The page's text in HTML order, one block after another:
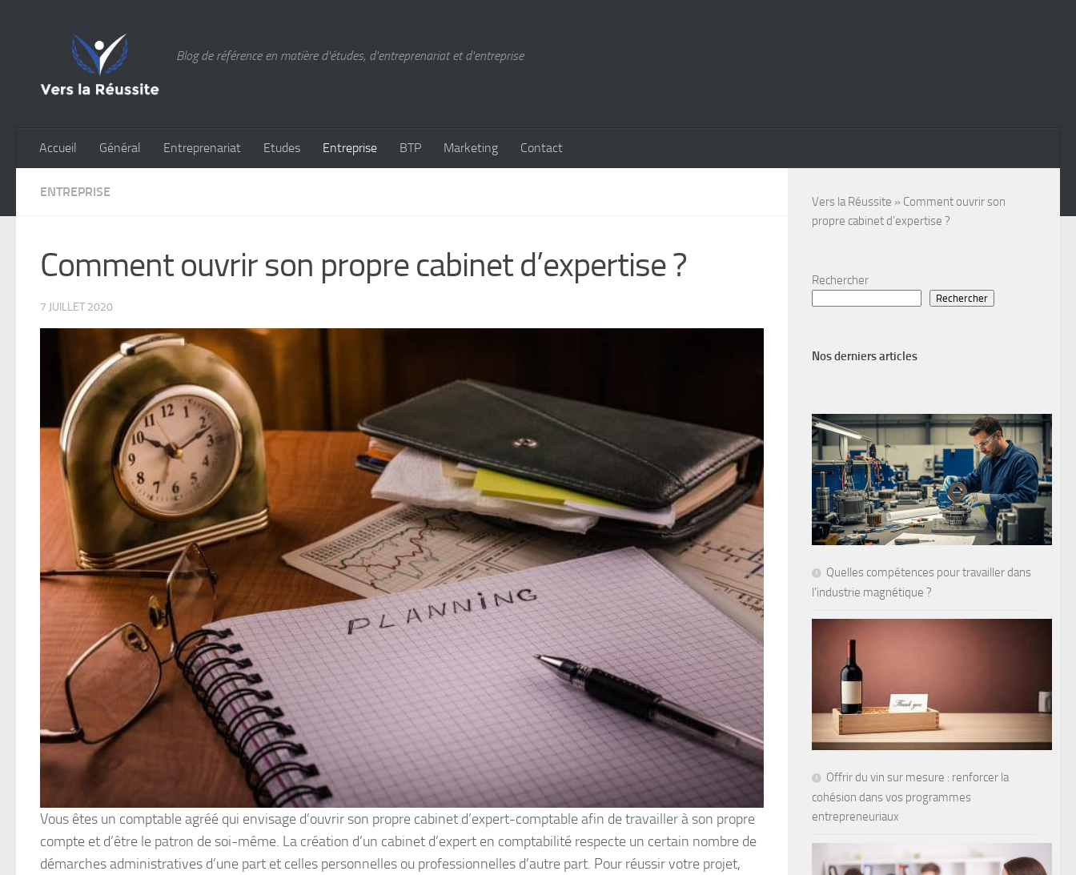
Blog de référence en matière d'études, d'entreprenariat et d'entreprise
Accueil Général Entreprenariat Etudes Entreprise BTP Marketing Contact
ENTREPRISE
Comment ouvrir son propre cabinet d’expertise ?
7 JUILLET 2020
Vous êtes un comptable agréé qui envisage d’ouvrir son propre cabinet d’expert-comptable afin de travailler à son propre
compte et d’être le patron de soi-même. La création d’un cabinet d’expert en comptabilité respecte un certain nombre de
démarches administratives d’une part et celles personnelles ou professionnelles d’autre part. Pour réussir votre projet,
Vers la Réussite » Comment ouvrir son
propre cabinet d’expertise ?
Rechercher
Rechercher
Nos derniers articles
Quelles compétences pour travailler dans
l’industrie magnétique ?
Offrir du vin sur mesure : renforcer la
cohésion dans vos programmes
entrepreneuriaux